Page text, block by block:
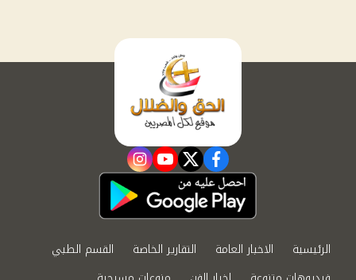
facebook
twitter
youtube
instagram
الرئيسية الاخبار العامة التقارير الخاصة
القسم الطبي